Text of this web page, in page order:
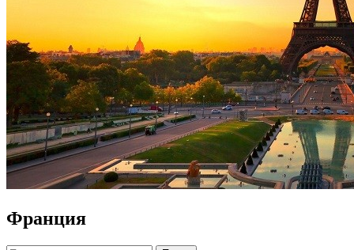
Франция